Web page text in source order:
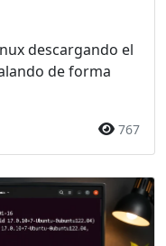
descargando el
de forma
767